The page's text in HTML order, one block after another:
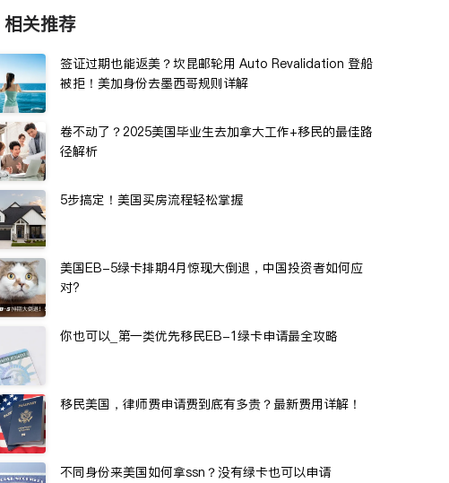
相关推荐
签证过期也能返美？坎昆邮轮用 Auto Revalidation 登船
被拒！美加身份去墨西哥规则详解
卷不动了？2025美国毕业生去加拿大工作+移民的最佳路
径解析
5步搞定！美国买房流程轻松掌握
美国EB-5绿卡排期4月惊现大倒退，中国投资者如何应
对?
你也可以_第一类优先移民EB-1绿卡申请最全攻略
移民美国，律师费申请费到底有多贵？最新费用详解！
不同身份来美国如何拿ssn？没有绿卡也可以申请